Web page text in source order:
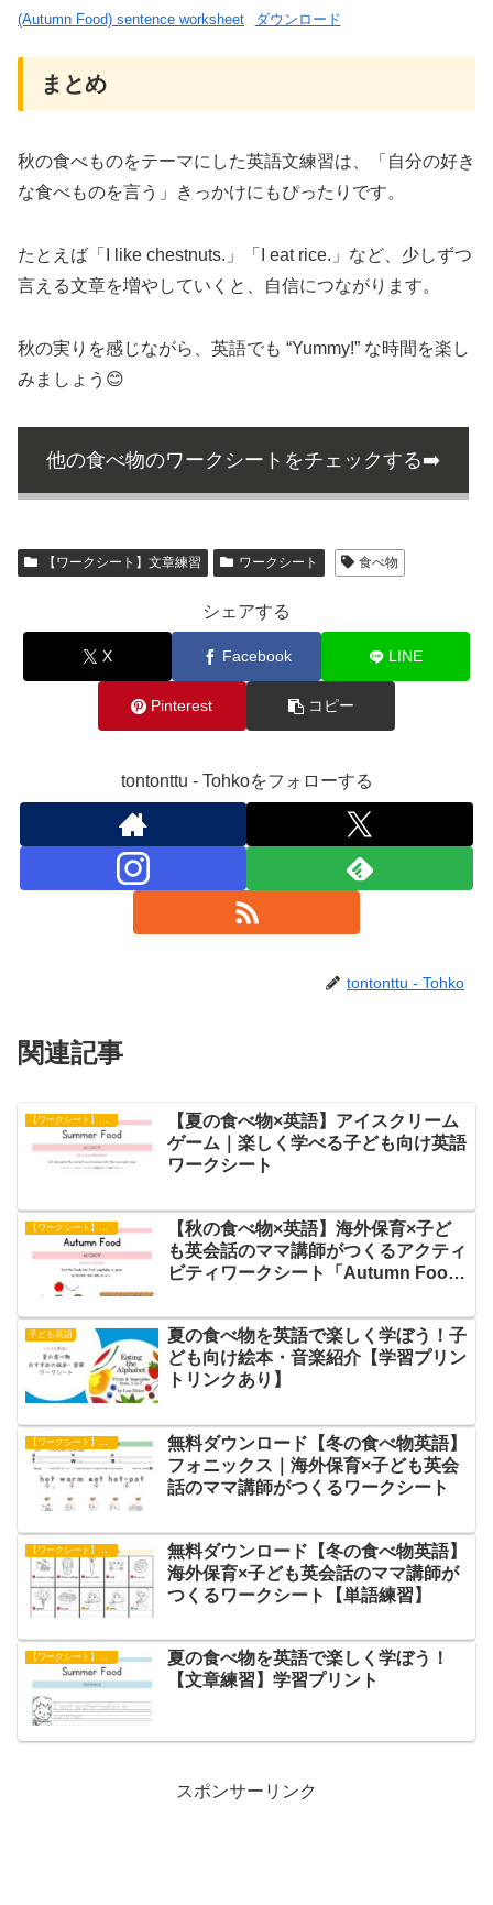
(Autumn Food) sentence worksheet ダウンロード
まとめ
秋の食べものをテーマにした英語文練習は、「自分の好き
な食べものを言う」きっかけにもぴったりです。
たとえば「I like chestnuts.」「I eat rice.」など、少しずつ
言える文章を増やしていくと、自信につながります。
秋の実りを感じながら、英語でも “Yummy!” な時間を楽し
みましょう😊
他の食べ物のワークシートをチェックする➡️
【ワークシート】文章練習 ワークシート 食べ物
シェアする
X Facebook LINE
Pinterest コピー
tontonttu - Tohkoをフォローする
tontonttu - Tohko
関連記事
【ワークシート】アクティビティ
【夏の食べ物×英語】アイスクリーム
ゲーム｜楽しく学べる子ども向け英語
ワークシート
【秋の食べ物×英語】海外保育×子ど
も英会話のママ講師がつくるアクティ
ビティワークシート「Autumn Food
子ども英語
夏の食べ物を英語で楽しく学ぼう！子
ども向け絵本・音楽紹介【学習プリン
トリンクあり】
【ワークシート】フォニックス
無料ダウンロード【冬の食べ物英語】
フォニックス｜海外保育×子ども英会
話のママ講師がつくるワークシート
無料ダウンロード【冬の食べ物英語】
海外保育×子ども英会話のママ講師が
つくるワークシート【単語練習】
【ワークシート】文章練習
夏の食べ物を英語で楽しく学ぼう！
【文章練習】学習プリント
スポンサーリンク